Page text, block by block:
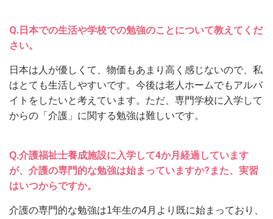
Q.日本での生活や学校での勉強のことについて教えてくだ
さい。
日本は人が優しくて、物価もあまり高く感じないので、私
はとても生活しやすいです。今後は老人ホームでもアルバ
イトをしたいと考えています。ただ、専門学校に入学して
からの「介護」に関する勉強は難しいです。
Q.介護福祉士養成施設に入学して4か月経過しています
が、介護の専門的な勉強は始まっていますか?また、実習
はいつからですか。
介護の専門的な勉強は1年生の4月より既に始まっており、